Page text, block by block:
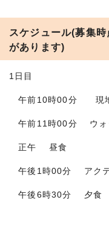
スケジュール(募集
があります)
1日目
午前10時00分 現地
午前11時00分 ウォ
正午 昼食
午後1時00分 アクテ
午後6時30分 夕食
夕食後、